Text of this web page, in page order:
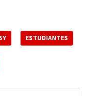
ESTUDIANTES